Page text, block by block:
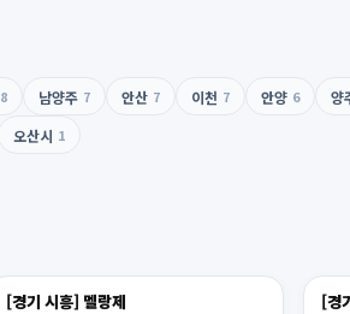
8 남양주 7 안산 7 이천 7 안양 6 양
오산시 1
[경기 시흥] 멜랑제 [경